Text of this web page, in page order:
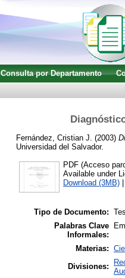
Consulta por Departamento
Fernández, Cristian J. (2003)
Universidad del Salvador.
PDF (Acceso
Available under
Download (3MB)
Tipo de Documento:
Palabras Clave
Informales:
Materias:
Divisiones: